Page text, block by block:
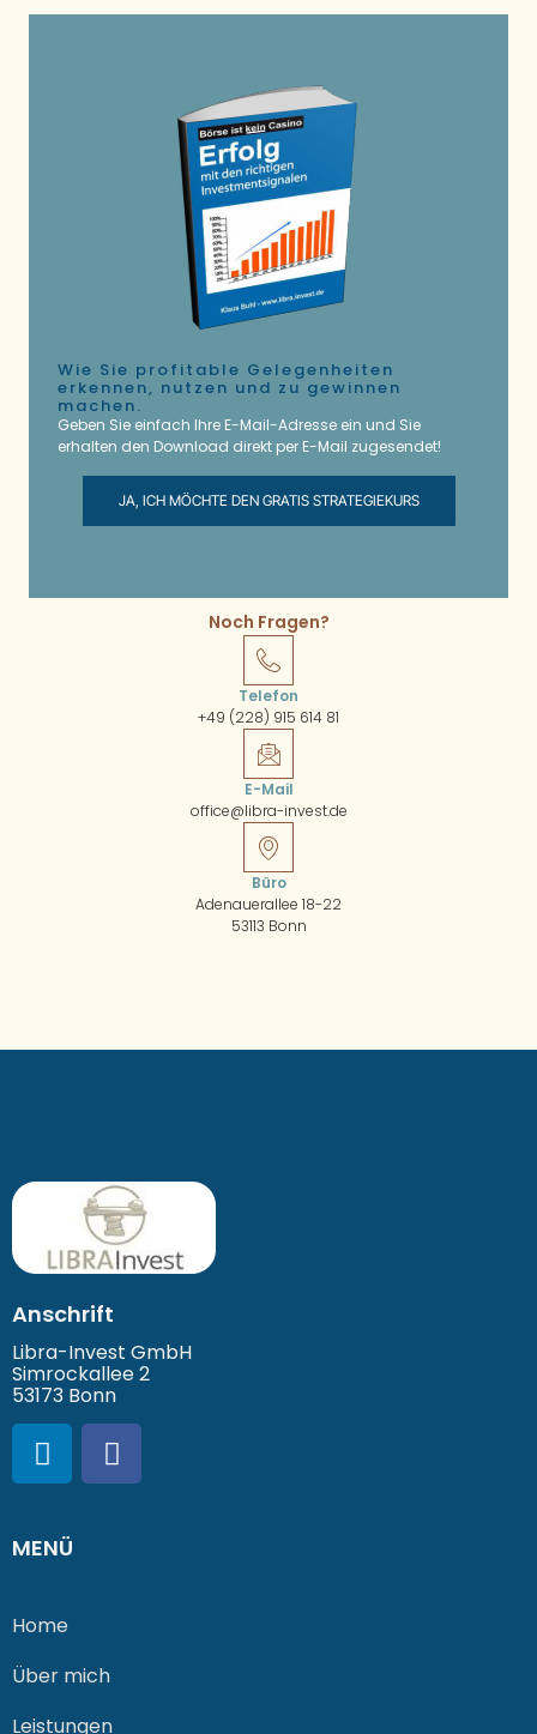
Wie Sie profitable Gelegenheiten
erkennen, nutzen und zu gewinnen
machen.
Geben Sie einfach Ihre E-Mail-Adresse ein und Sie
erhalten den Download direkt per E-Mail zugesendet!
JA, ICH MÖCHTE DEN GRATIS STRATEGIEKURS
Noch Fragen?
Telefon
+49 (228) 915 614 81
E-Mail
office@libra-invest.de
Büro
Adenauerallee 18-22
53113 Bonn
Anschrift
Libra-Invest GmbH
Simrockallee 2
53173 Bonn
MENÜ
Home
Über mich
Leistungen